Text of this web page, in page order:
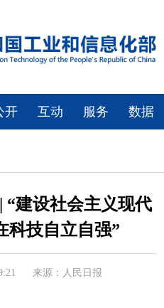
开 互动 服务 数据
“建设社会主义现代
科技自立自强”
来源：人民日报